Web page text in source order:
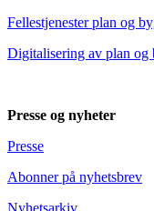
Fellestjenester plan og
Digitalisering av plan og
Presse og nyheter
Presse
Abonner på nyhetsbrev
Nyhetsarkiv